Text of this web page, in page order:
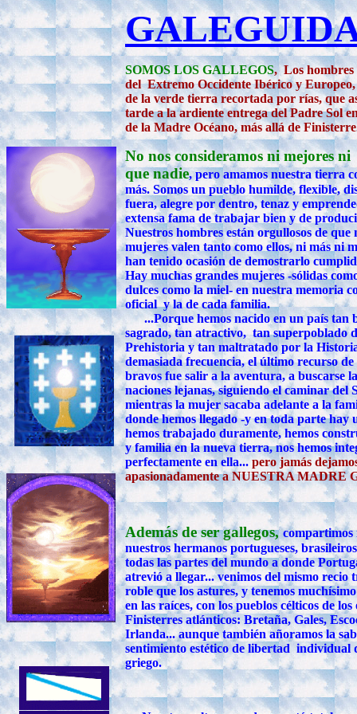
SOMOS LOS GALLEGOS, Los hombres
del Extremo Occidente Ibérico y Europeo,
de la verde tierra recortada por rías, que
tarde a la ardiente entrega del Padre Sol
de la Madre Océano, más allá de Finisterre
No nos consideramos ni mejores ni
que nadie, pero amamos nuestra tierra
más. Somos un pueblo humilde, flexible,
fuera, alegre por dentro, tenaz y
extensa fama de trabajar bien y de
Nuestros hombres están orgullosos de que
mujeres valen tanto como ellos, ni más ni
han tenido ocasión de demostrarlo
Hay muchas grandes mujeres -sólidas
dulces como la miel- en nuestra memoria
oficial y la de cada familia.
...Porque hemos nacido en un país tan
sagrado, tan atractivo, tan superpoblado
Prehistoria y tan maltratado por la
demasiada frecuencia, el último recurso de
bravos fue salir a la aventura, a buscarse
naciones lejanas, siguiendo el caminar del
mientras la mujer sacaba adelante a la
donde hemos llegado -y en toda parte hay
hemos trabajado duramente, hemos
y familia en la nueva tierra, nos hemos
perfectamente en ella...pero jamás
apasionadamente a NUESTRA MADRE
Además de ser gallegos,compartimos
nuestros hermanos portugueses,
todas las partes del mundo a donde
atrevió a llegar... venimos del mismo recio
roble que los astures, y tenemos
en las raíces, con los pueblos célticos de los
Finisterres atlánticos: Bretaña, Gales,
Irlanda... aunque también añoramos la
sentimiento estético de libertad individual
griego.